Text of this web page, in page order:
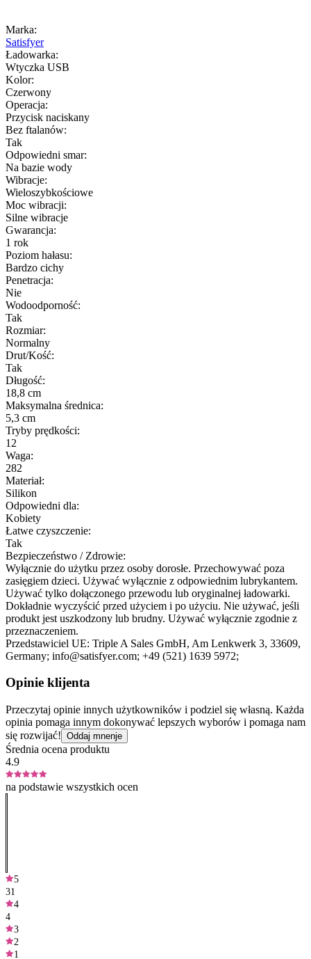
Marka:
Satisfyer
Ładowarka:
Wtyczka USB
Kolor:
Czerwony
Operacja:
Przycisk naciskany
Bez ftalanów:
Tak
Odpowiedni smar:
Na bazie wody
Wibracje:
Wieloszybkościowe
Moc wibracji:
Silne wibracje
Gwarancja:
1 rok
Poziom hałasu:
Bardzo cichy
Penetracja:
Nie
Wodoodporność:
Tak
Rozmiar:
Normalny
Drut/Kość:
Tak
Długość:
18,8 cm
Maksymalna średnica:
5,3 cm
Tryby prędkości:
12
Waga:
282
Materiał:
Silikon
Odpowiedni dla:
Kobiety
Łatwe czyszczenie:
Tak
Bezpieczeństwo / Zdrowie:
Wyłącznie do użytku przez osoby dorosłe. Przechowywać poza
zasięgiem dzieci. Używać wyłącznie z odpowiednim lubrykantem.
Używać tylko dołączonego przewodu lub oryginalnej ładowarki.
Dokładnie wyczyścić przed użyciem i po użyciu. Nie używać, jeśli
produkt jest uszkodzony lub brudny. Używać wyłącznie zgodnie z
przeznaczeniem.
Przedstawiciel UE: Triple A Sales GmbH, Am Lenkwerk 3, 33609,
Germany; info@satisfyer.com; +49 (521) 1639 5972;
Opinie klijenta
Przeczytaj opinie innych użytkowników i podziel się własną. Każda
opinia pomaga innym dokonywać lepszych wyborów i pomaga nam
się rozwijać! Oddaj mnenje
Średnia ocena produktu
4.9
na podstawie wszystkich ocen
5
31
4
4
3
2
1